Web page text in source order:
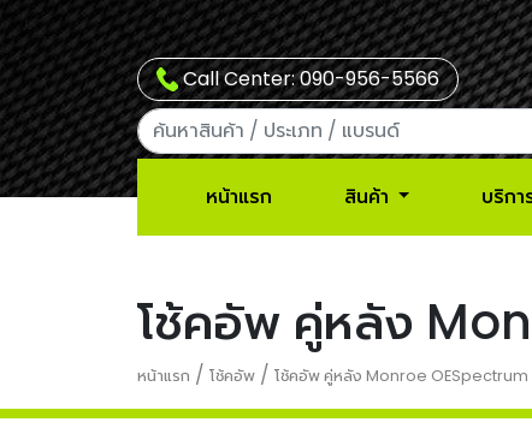
Call Center: 090-956-5566
หน้าแรก สินค้า บริกา
โช้คอัพ คู่หลัง
หน้าแรก / โช้คอัพ / โช้คอัพ คู่หลัง Monroe OESpectrum